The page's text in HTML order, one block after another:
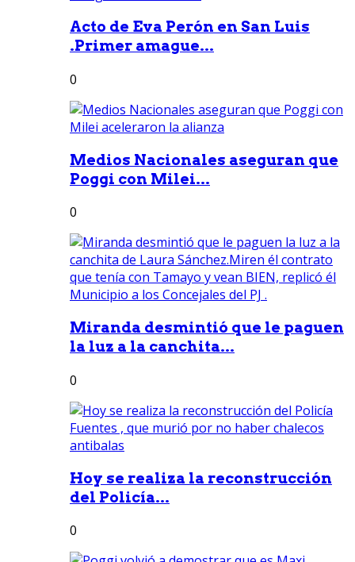
Acto de Eva Perón en San Luis
.Primer amague...
0
Medios Nacionales aseguran que
Poggi con Milei...
0
Miranda desmintió que le paguen
la luz a la canchita...
0
Hoy se realiza la reconstrucción
del Policía...
0